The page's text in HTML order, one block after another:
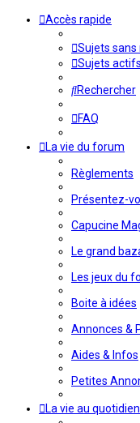
Accès rapide
Sujets sans
Sujets actifs
Rechercher
FAQ
La vie du forum
Règlements
Présentez-
Capucine
Le grand
Les jeux du
Boite à idées
Annonces &
Aides & Infos
Petites
La vie au quotidien